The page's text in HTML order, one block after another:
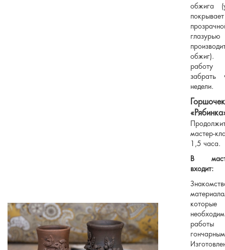
обжига
покрывает
обжиг).
забрать
недели.
Горшочек
мастер-
1,5 часа.
В
входит:
которые